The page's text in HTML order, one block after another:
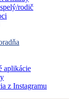
rodič
aplikácie
z Instagramu